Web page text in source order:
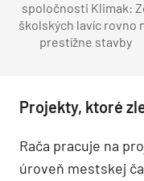
spoločnosti Klimak:
školských lavíc rovno
prestížne stavby
Projekty, ktoré
Rača pracuje na
úroveň mestskej